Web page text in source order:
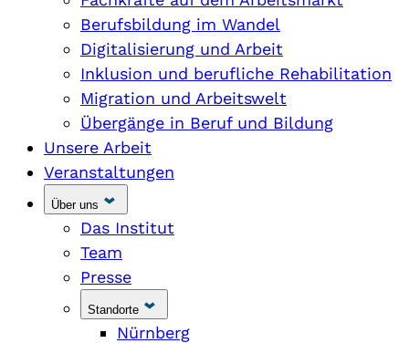
Berufsbildung im Wandel
Digitalisierung und Arbeit
Inklusion und berufliche Rehabilitation
Migration und Arbeitswelt
Übergänge in Beruf und Bildung
Unsere Arbeit
Veranstaltungen
Über uns
Das Institut
Team
Presse
Standorte
Nürnberg